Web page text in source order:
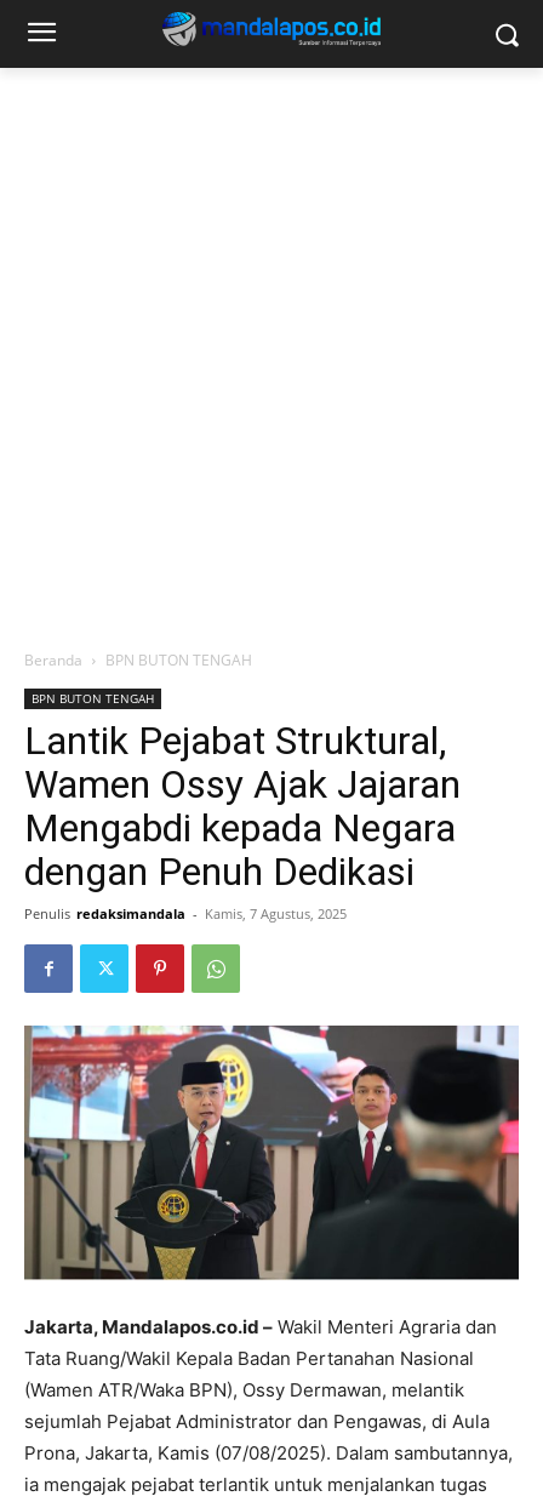
Beranda BPN BUTON TENGAH
BPN BUTON TENGAH
Lantik Pejabat Struktural,
Wamen Ossy Ajak Jajaran
Mengabdi kepada Negara
dengan Penuh Dedikasi
Penulis redaksimandala - Kamis, 7 Agustus, 2025
Jakarta, Mandalapos.co.id – Wakil Menteri Agraria dan
Tata Ruang/Wakil Kepala Badan Pertanahan Nasional
(Wamen ATR/Waka BPN), Ossy Dermawan, melantik
sejumlah Pejabat Administrator dan Pengawas, di Aula
Prona, Jakarta, Kamis (07/08/2025). Dalam sambutannya,
ia mengajak pejabat terlantik untuk menjalankan tugas